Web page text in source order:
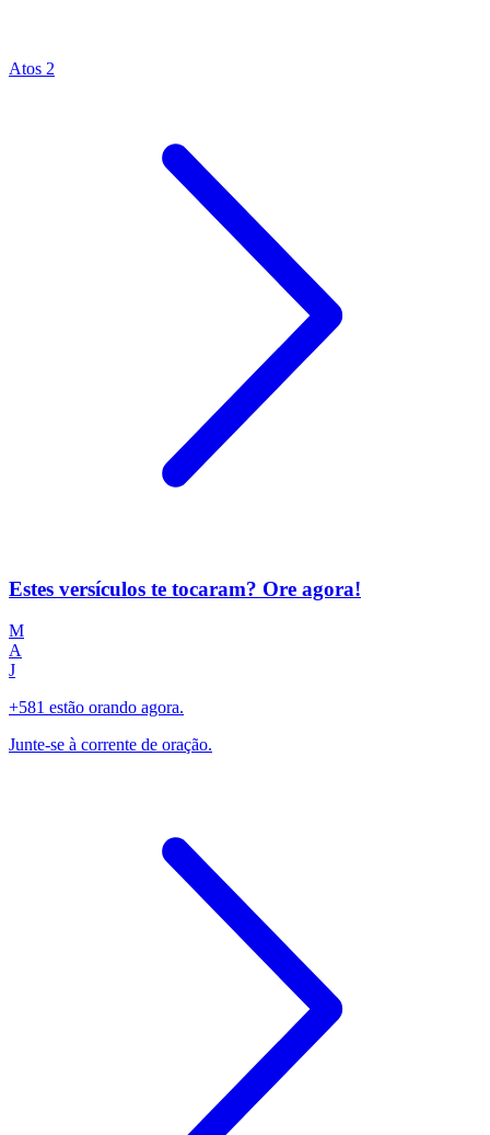
Atos 2
Estes versículos te tocaram? Ore agora!
M
A
J
+581 estão orando agora.
Junte-se à corrente de oração.